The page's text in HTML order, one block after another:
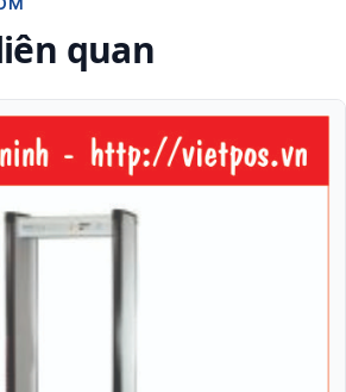
quan